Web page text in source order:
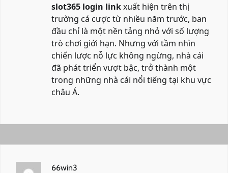
slot365 login linkxuất hiện trên thị
trường cá cược từ nhiều năm trước, ban
đầu chỉ là một nền tảng nhỏ với số lượng
trò chơi giới hạn. Nhưng với tầm nhìn
chiến lược nỗ lực không ngừng, nhà cái
đã phát triển vượt bậc, trở thành một
trong những nhà cái nổi tiếng tại khu vực
châu Á.
66win3